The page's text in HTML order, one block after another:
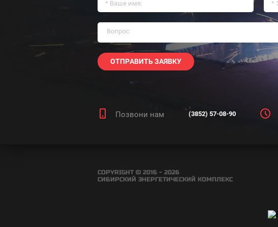
ОТПРАВИТЬ ЗАЯВКУ
Позвони нам (3852) 57-08-90
COPYRIGHT © 2016 - 2026
СИБИРСКИЙ ЭНЕРГЕТИЧЕСКИЙ КОМПЛЕКС